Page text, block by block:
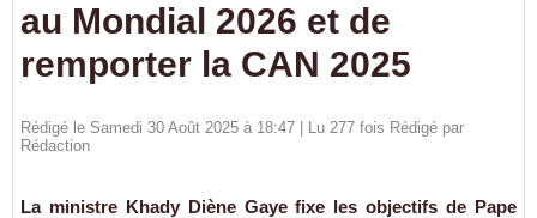
au Mondial 2026 et de
remporter la CAN 2025
Rédigé le Samedi 30 Août 2025 à 18:47 | Lu 277 fois Rédigé par
Rédaction
La ministre Khady Diène Gaye fixe les objectifs de Pape